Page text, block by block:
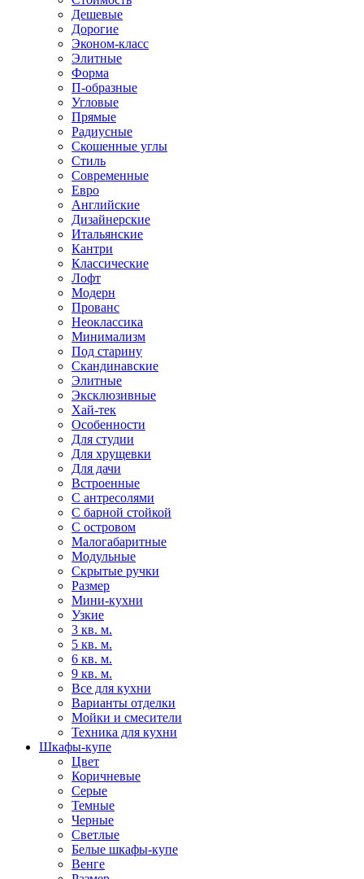
Дешевые
Дорогие
Эконом-класс
Элитные
Форма
П-образные
Угловые
Прямые
Радиусные
Скошенные углы
Стиль
Современные
Евро
Английские
Дизайнерские
Итальянские
Кантри
Классические
Лофт
Модерн
Прованс
Неоклассика
Минимализм
Под старину
Скандинавские
Элитные
Эксклюзивные
Хай-тек
Особенности
Для студии
Для хрущевки
Для дачи
Встроенные
С антресолями
С барной стойкой
С островом
Малогабаритные
Модульные
Скрытые ручки
Размер
Мини-кухни
Узкие
3 кв. м.
5 кв. м.
6 кв. м.
9 кв. м.
Все для кухни
Варианты отделки
Мойки и смесители
Техника для кухни
Шкафы-купе
Цвет
Коричневые
Серые
Темные
Черные
Светлые
Белые шкафы-купе
Венге